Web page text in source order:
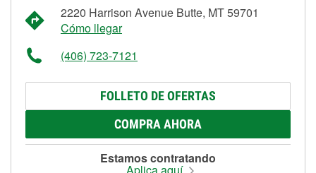
2220 Harrison Avenue Butte, MT 59701
Cómo llegar
(406) 723-7121
FOLLETO DE OFERTAS
COMPRA AHORA
Estamos contratando